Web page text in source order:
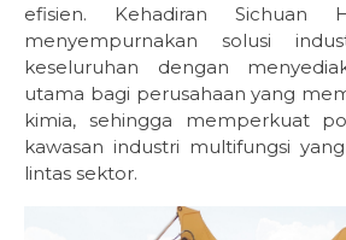
efisien. Kehadiran Sichuan
menyempurnakan solusi
keseluruhan dengan
utama bagi perusahaan yang
kimia, sehingga memperkuat
kawasan industri multifungsi
lintas sektor.